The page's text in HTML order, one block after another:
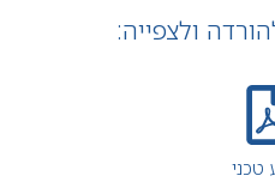
ולצפייה:
טכני